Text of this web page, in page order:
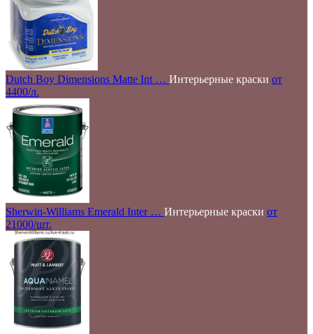
Dutch Boy Dimensions Matte Int … Интерьерные краски от
4400/л.
Sherwin-Williams Emerald Inter … Интерьерные краски от
21000/шт.